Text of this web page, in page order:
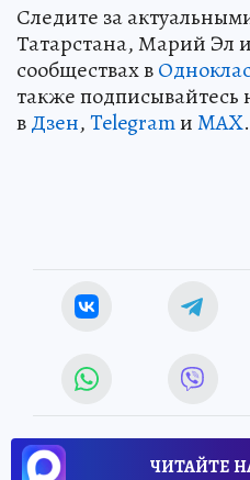
Следите за
Татарстана, Марий Эл
сообществах в
также
вДзен,TelegramиMAX.
ЧИТАЙТЕ